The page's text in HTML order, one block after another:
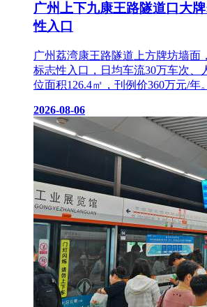
广州上下九康王路隧道口大
性入口
广州荔湾康王路隧道上方牌坊墙面
标志性入口，日均车流30万车次、
位面积126.4㎡，刊例价360万元/年。
2026-08-06